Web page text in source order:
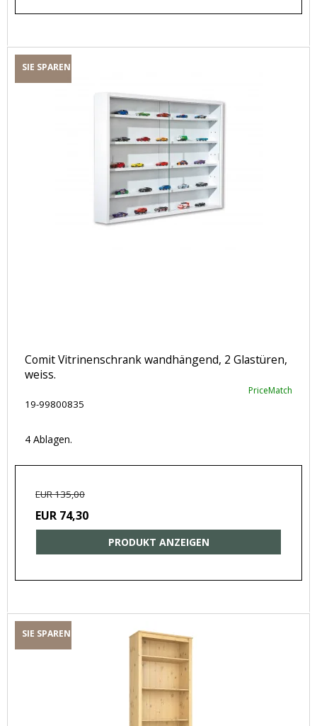
SIE SPAREN
Comit Vitrinenschrank wandhängend, 2 Glastüren,
weiss.
PriceMatch
19-99800835
4 Ablagen.
EUR 135,00
EUR 74,30
PRODUKT ANZEIGEN
SIE SPAREN